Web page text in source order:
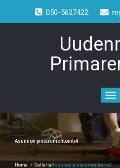
050-5627422
Asunnon pintaremontointi4
Home / GalleriaAsunnon pintaremontointi4